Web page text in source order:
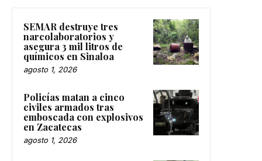
SEMAR destruye tres
narcolaboratorios y
asegura 3 mil litros de
químicos en Sinaloa
agosto 1, 2026
Policías matan a cinco
civiles armados tras
emboscada con explosivos
en Zacatecas
agosto 1, 2026